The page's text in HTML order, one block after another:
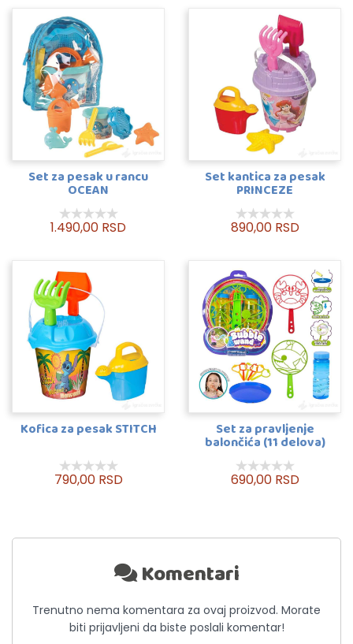
Set za pesak u rancu
OCEAN
1.490,00 RSD
Set kantica za pesak
PRINCEZE
890,00 RSD
Kofica za pesak STITCH
790,00 RSD
Set za pravljenje
balončića (11 delova)
690,00 RSD
Komentari
Trenutno nema komentara za ovaj proizvod. Morate
biti prijavljeni da biste poslali komentar!